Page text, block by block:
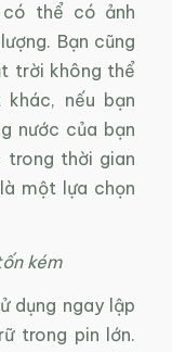
có thể có ảnh
Bạn cũng
trời không thể
nếu bạn
nước của bạn
thời gian
một lựa chọn
kém
dụng ngay lập
trong pin lớn.